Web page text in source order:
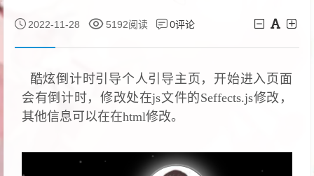
2022-11-28 5192阅读 0评论
酷炫倒计时引导个人引导主页，开始进入页面
会有倒计时，修改处在js文件的Seffects.js修改，
其他信息可以在在html修改。